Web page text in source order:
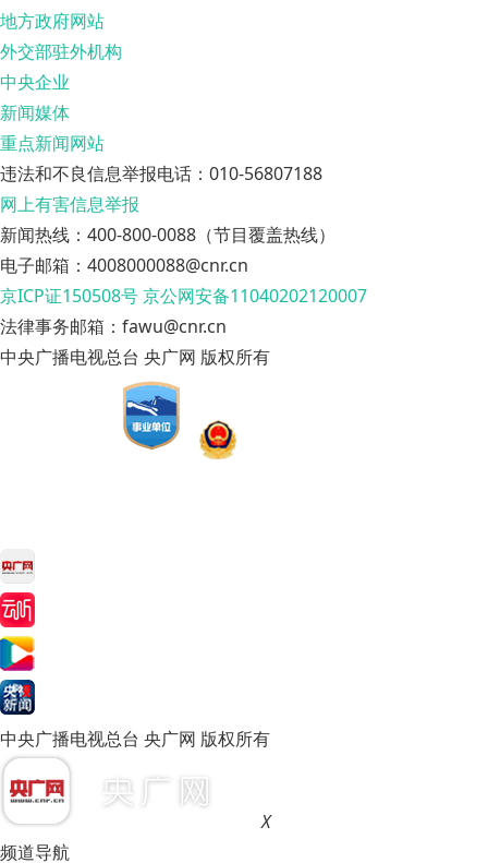
地方政府网站
外交部驻外机构
中央企业
新闻媒体
重点新闻网站
违法和不良信息举报电话：010-56807188
网上有害信息举报
新闻热线：400-800-0088（节目覆盖热线）
电子邮箱：4008000088@cnr.cn
京ICP证150508号京公网安备11040202120007
法律事务邮箱：fawu@cnr.cn
中央广播电视总台 央广网 版权所有
中央广播电视总台 央广网 版权所有
X
频道导航